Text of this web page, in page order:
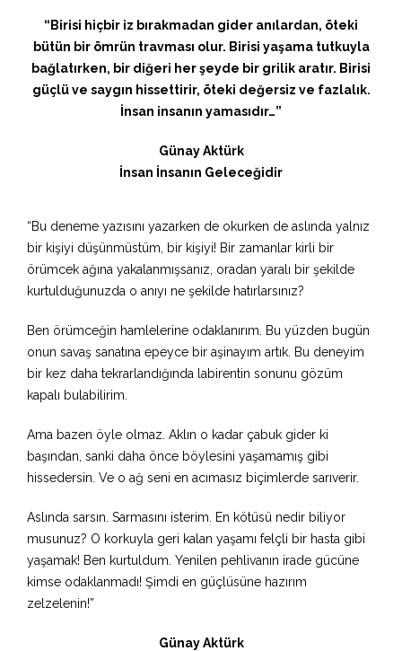
“Birisi hiçbir iz bırakmadan gider anılardan, öteki
bütün bir ömrün travması olur. Birisi yaşama tutkuyla
bağlatırken, bir diğeri her şeyde bir grilik aratır. Birisi
güçlü ve saygın hissettirir, öteki değersiz ve fazlalık.
İnsan insanın yamasıdır…”
Günay Aktürk
İnsan İnsanın Geleceğidir
“Bu deneme yazısını yazarken de okurken de aslında yalnız
bir kişiyi düşünmüstüm, bir kişiyi! Bir zamanlar kirli bir
örümcek ağına yakalanmışsanız, oradan yaralı bir şekilde
kurtulduğunuzda o anıyı ne şekilde hatırlarsınız?
Ben örümceğin hamlelerine odaklanırım. Bu yüzden bugün
onun savaş sanatına epeyce bir aşinayım artık. Bu deneyim
bir kez daha tekrarlandığında labirentin sonunu gözüm
kapalı bulabilirim.
Ama bazen öyle olmaz. Aklın o kadar çabuk gider ki
başından, sanki daha önce böylesini yaşamamış gibi
hissedersin. Ve o ağ seni en acımasız biçimlerde sarıverir.
Aslında sarsın. Sarmasını isterim. En kötüsü nedir biliyor
musunuz? O korkuyla geri kalan yaşamı felçli bir hasta gibi
yaşamak! Ben kurtuldum. Yenilen pehlivanın irade gücüne
kimse odaklanmadı! Şimdi en güçlüsüne hazırım
zelzelenin!”
Günay Aktürk